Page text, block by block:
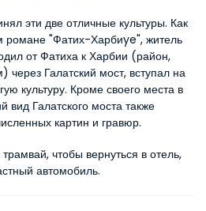
эти две отличные культуры. Как
"Фатих-Харбиye", житель
от Фатиха к Харбии (район,
через Галатский мост, вступал на
культуру. Кроме своего места в
вид Галатского моста также
картин и гравюр.
чтобы вернуться в отель,
автомобиль.